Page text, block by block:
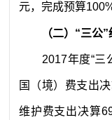
元，完成预算100
（二）“三公
2017年度“三
国（境）费支出
维护费支出决算